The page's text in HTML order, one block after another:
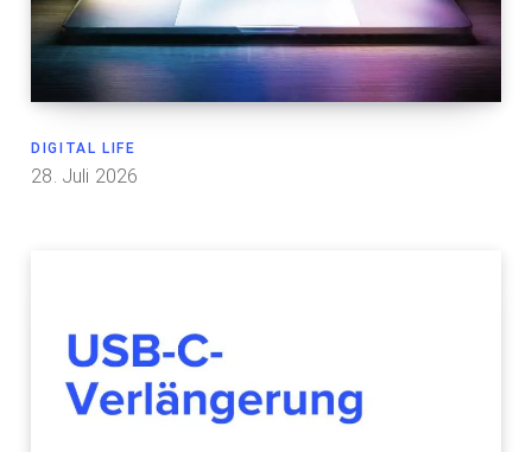
DIGITAL LIFE
28. Juli 2026